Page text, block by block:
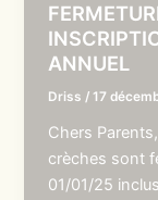
ANNUEL
Driss /17
Chers
crèches sont
01/01/25